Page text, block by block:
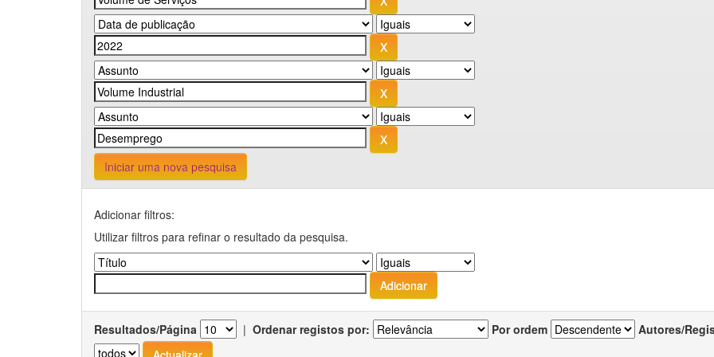
Iniciar uma nova pesquisa
Adicionar filtros:
Utilizar filtros para refinar o resultado da pesquisa.
Resultados/Página | Ordenar registos por: Por ordem Autores/